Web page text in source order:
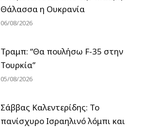
Θάλασσα η Ουκρανία
06/08/2026
Τραμπ: “Θα πουλήσω F-35 στην
Τουρκία”
05/08/2026
Σάββας Καλεντερίδης: Το
πανίσχυρο Ισραηλινό λόμπι και